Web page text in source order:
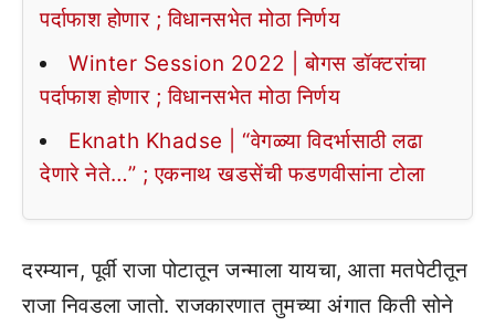
पर्दाफाश होणार ; विधानसभेत मोठा निर्णय
Winter Session 2022 | बोगस डॉक्टरांचा
पर्दाफाश होणार ; विधानसभेत मोठा निर्णय
Eknath Khadse | “वेगळ्या विदर्भासाठी लढा
देणारे नेते…” ; एकनाथ खडसेंची फडणवीसांना टोला
दरम्यान, पूर्वी राजा पोटातून जन्माला यायचा, आता मतपेटीतून
राजा निवडला जातो. राजकारणात तुमच्या अंगात किती सोने